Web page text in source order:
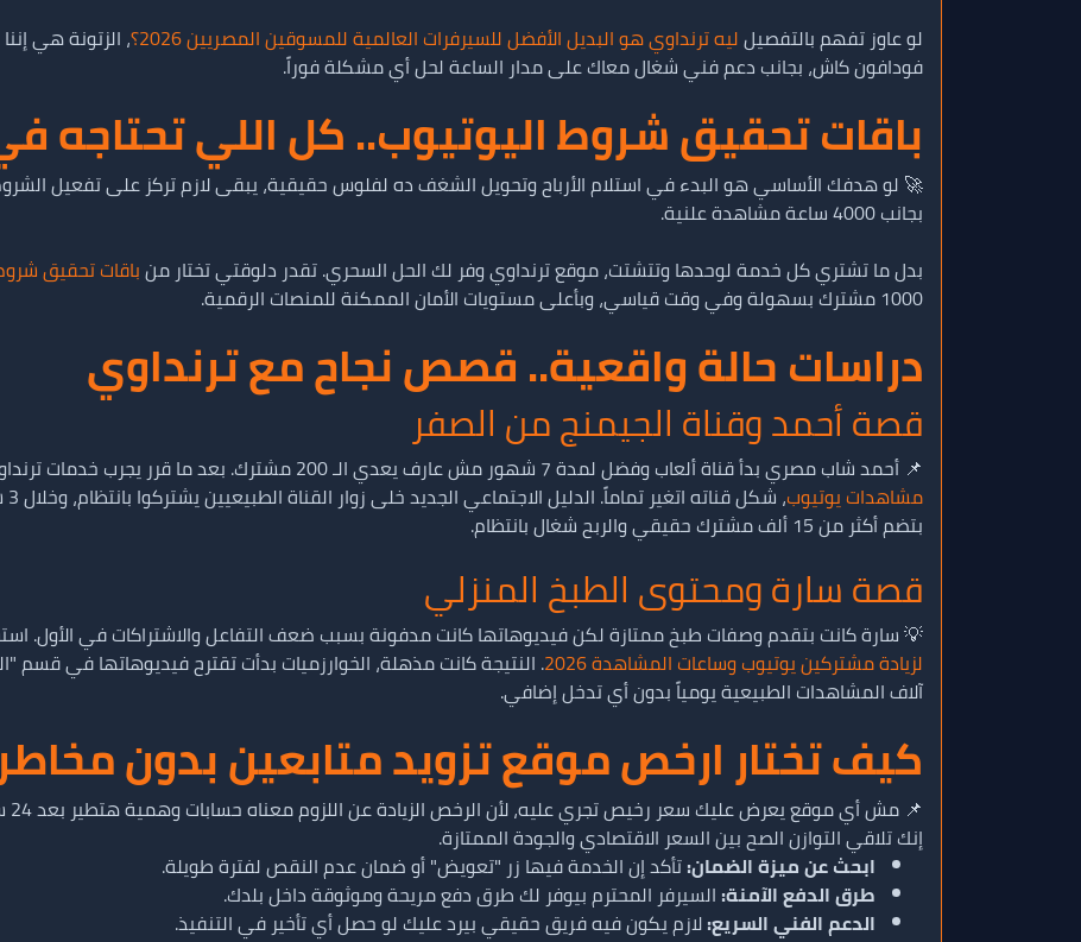
لو عاوز تفهم بالتفصيلليه ترنداوي هو البديل الأفضل للسيرفرات العالمية للمسوقين المصريين 2026؟
، الزتونة هي
فودافون كاش، بجانب دعم فني شغال معاك على مدار الساعة لحل أي مشكلة فوراً.
باقات تحقيق شروط اليوتيوب.. كل اللي تحتاجه
بجانب 4000 ساعة مشاهدة علنية.
بدل ما تشتري كل خدمة لوحدها وتتشتت، موقع ترنداوي وفر لك الحل السحري. تقدر دلوقتي تختار منباقات تحقيق
1000 مشترك بسهولة وفي وقت قياسي، وبأعلى مستويات الأمان الممكنة للمنصات الرقمية.
دراسات حالة واقعية.. قصص نجاح مع ترنداوي
قصة أحمد وقناة الجيمنج من الصفر
📌 أحمد شاب مصري بدأ قناة ألعاب وفضل لمدة 7 شهور مش عارف يعدي الـ 200 مشترك. بعد ما قرر يجرب خدمات ترنداوي وطلب باقة 1000 مشترك مع خدمة
مشاهدات يوتيوب
بتضم أكثر من 15 ألف مشترك حقيقي والربح شغال بانتظام.
قصة سارة ومحتوى الطبخ المنزلي
💡 سارة كانت بتقدم وصفات طبخ ممتازة لكن فيديوهاتها كانت مدفونة بسبب ضعف التفاعل والاشتراكات في الأول.
لزيادة مشتركين يوتيوب وساعات المشاهدة 2026
. النتيجة كانت مذهلة، الخوارزميات بدأت تقترح فيديوهاتها في قسم
آلاف المشاهدات الطبيعية يومياً بدون أي تدخل إضافي.
كيف تختار ارخص موقع تزويد متابعين بدون
إنك تلاقي التوازن الصح بين السعر الاقتصادي والجودة الممتازة.
ابحث عن ميزة الضمان:تأكد إن الخدمة فيها زر "تعويض" أو ضمان عدم النقص لفترة طويلة.
طرق الدفع الآمنة: السيرفر المحترم بيوفر لك طرق دفع مريحة وموثوقة داخل بلدك.
الدعم الفني السريع:لازم يكون فيه فريق حقيقي بيرد عليك لو حصل أي تأخير في التنفيذ.